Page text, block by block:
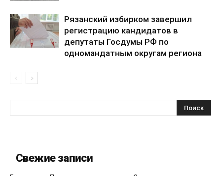
Рязанский избирком завершил
регистрацию кандидатов в
депутаты Госдумы РФ по
одномандатным округам региона
Свежие записи